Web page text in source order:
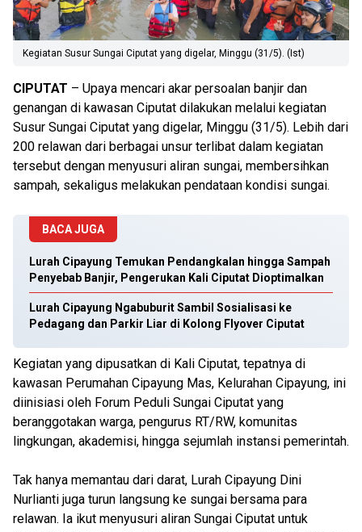
Kegiatan Susur Sungai Ciputat yang digelar, Minggu (31/5). (Ist)
CIPUTAT – Upaya mencari akar persoalan banjir dan
genangan di kawasan Ciputat dilakukan melalui kegiatan
Susur Sungai Ciputat yang digelar, Minggu (31/5). Lebih dari
200 relawan dari berbagai unsur terlibat dalam kegiatan
tersebut dengan menyusuri aliran sungai, membersihkan
sampah, sekaligus melakukan pendataan kondisi sungai.
BACA JUGA
Lurah Cipayung Temukan Pendangkalan hingga Sampah
Penyebab Banjir, Pengerukan Kali Ciputat Dioptimalkan
Lurah Cipayung Ngabuburit Sambil Sosialisasi ke
Pedagang dan Parkir Liar di Kolong Flyover Ciputat
Kegiatan yang dipusatkan di Kali Ciputat, tepatnya di
kawasan Perumahan Cipayung Mas, Kelurahan Cipayung, ini
diinisiasi oleh Forum Peduli Sungai Ciputat yang
beranggotakan warga, pengurus RT/RW, komunitas
lingkungan, akademisi, hingga sejumlah instansi pemerintah.
Tak hanya memantau dari darat, Lurah Cipayung Dini
Nurlianti juga turun langsung ke sungai bersama para
relawan. Ia ikut menyusuri aliran Sungai Ciputat untuk